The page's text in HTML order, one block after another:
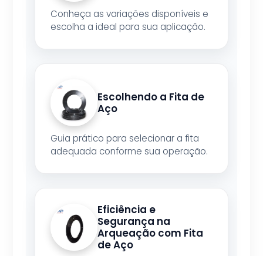
Conheça as variações disponíveis e
escolha a ideal para sua aplicação.
Escolhendo a Fita de
Aço
Guia prático para selecionar a fita
adequada conforme sua operação.
Eficiência e
Segurança na
Arqueação com Fita
de Aço